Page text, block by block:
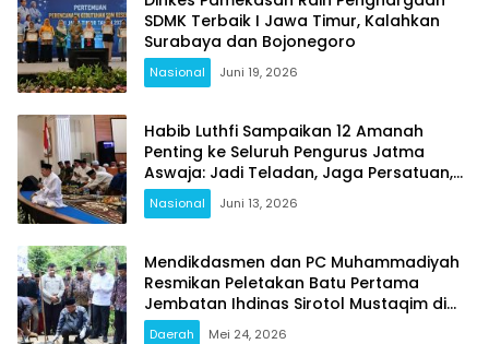
SDMK Terbaik I Jawa Timur, Kalahkan
Surabaya dan Bojonegoro
Nasional Juni 19, 2026
Habib Luthfi Sampaikan 12 Amanah
Penting ke Seluruh Pengurus Jatma
Aswaja: Jadi Teladan, Jaga Persatuan,
Jangan Terjebak Fitnah
Nasional Juni 13, 2026
Mendikdasmen dan PC Muhammadiyah
Resmikan Peletakan Batu Pertama
Jembatan Ihdinas Sirotol Mustaqim di
Karang Penang Sampang
Daerah Mei 24, 2026